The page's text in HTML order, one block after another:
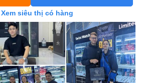
Xem siêu thị có hàng